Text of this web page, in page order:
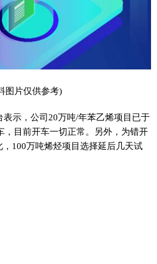
图片仅供参考)
示，公司20万吨/年苯乙烯项目已于
，目前开车一切正常。另外，为错开
100万吨烯烃项目选择延后几天试